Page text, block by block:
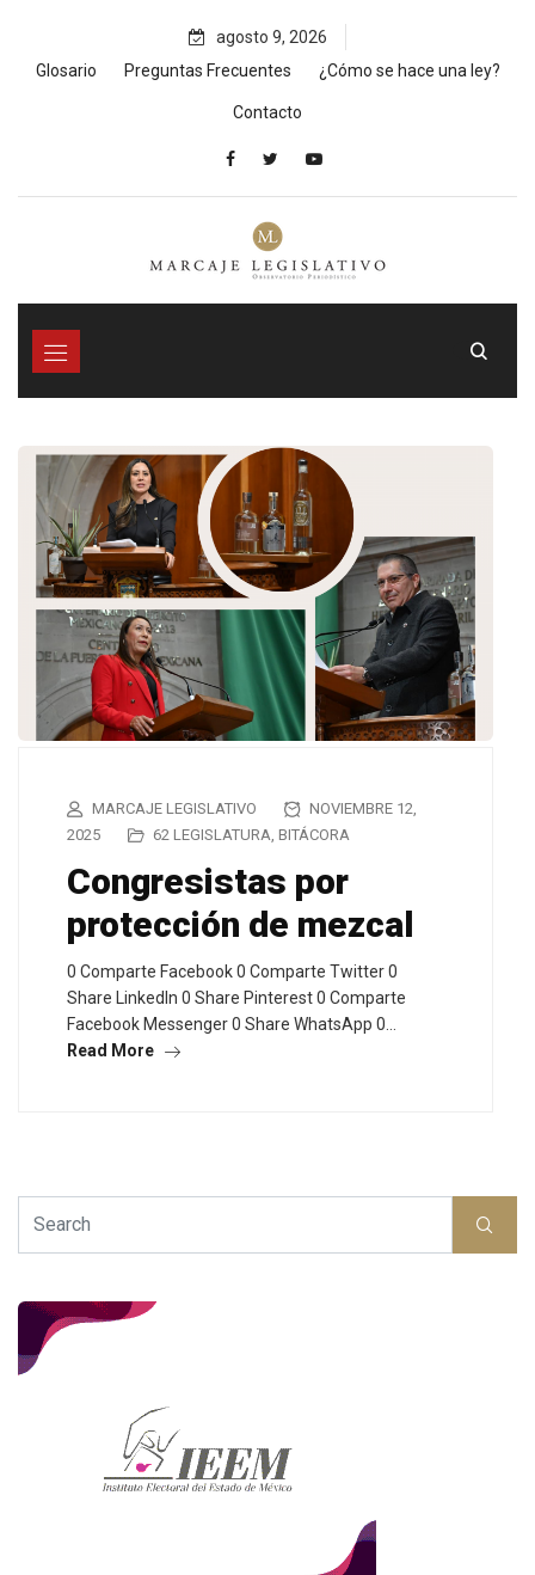
content
agosto 9, 2026
Glosario
Preguntas Frecuentes ¿Cómo se hace una ley?
Contacto
MARCAJE LEGISLATIVO
NOVIEMBRE 12,
2025
62 LEGISLATURA BITÁCORA
Congresistas por
protección de mezcal
0 Comparte Facebook 0 Comparte Twitter 0
Share LinkedIn 0 Share Pinterest 0 Comparte
Facebook Messenger 0 Share WhatsApp 0…
Read More